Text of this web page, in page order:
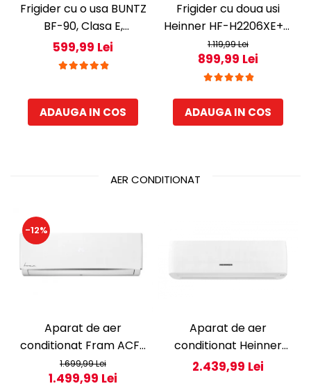
Frigider cu o usa BUNTZ
BF-90, Clasa E,
Capacitate 80L,
Iluminare interioara,
H 83 cm, Alb
599,99 Lei
ADAUGA IN COS
Frigider cu doua usi
Heinner HF-H2206XE++,
206 l, Clasa E, lumina
LED, 3 rafturi de sticla, H
143 cm, Inox
1.119,99 Lei
899,99 Lei
ADAUGA IN COS
AER CONDITIONAT
-12%
Aparat de aer
conditionat Fram ACF-
HS12KITWIFI++, 12000
BTU, Wifi, Kit instalare
1.699,99 Lei
1.499,99 Lei
Aparat de aer
conditionat Heinner
Pearl 12000 BTU Wi-Fi,
2.439,99 Lei